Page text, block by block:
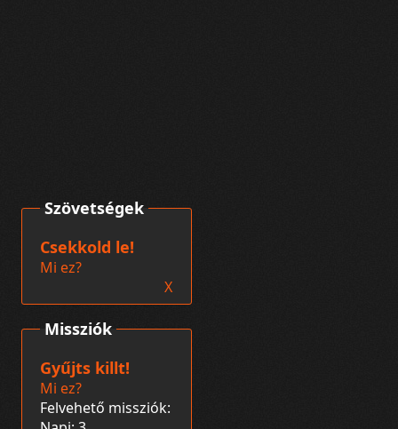
Missziók
Gyűjts killt!
Mi ez?
Felvehető missziók:
Szövetségek
Csekkold le!
Mi ez?
X